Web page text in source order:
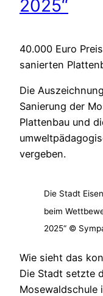
2025“
40.000 Euro
sanierten
Die
Sanierung der
Plattenbau und
vergeben.
Die Stadt
beim
2025“ ©
Wie sieht das
Die Stadt setzte
Mosewaldschule